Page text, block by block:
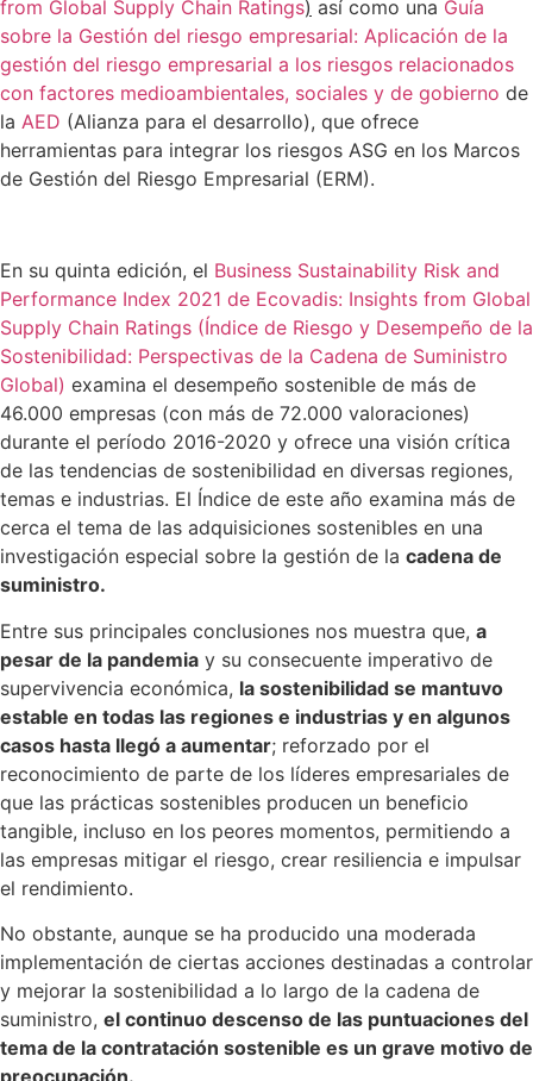
from Global Supply Chain Ratings) así como una Guía
sobre la Gestión del riesgo empresarial: Aplicación de la
gestión del riesgo empresarial a los riesgos relacionados
con factores medioambientales, sociales y de gobierno de
la AED (Alianza para el desarrollo), que ofrece
herramientas para integrar los riesgos ASG en los Marcos
de Gestión del Riesgo Empresarial (ERM).
En su quinta edición, el Business Sustainability Risk and
Performance Index 2021 de Ecovadis: Insights from Global
Supply Chain Ratings (Índice de Riesgo y Desempeño de la
Sostenibilidad: Perspectivas de la Cadena de Suministro
Global) examina el desempeño sostenible de más de
46.000 empresas (con más de 72.000 valoraciones)
durante el período 2016-2020 y ofrece una visión crítica
de las tendencias de sostenibilidad en diversas regiones,
temas e industrias. El Índice de este año examina más de
cerca el tema de las adquisiciones sostenibles en una
investigación especial sobre la gestión de la cadena de
suministro.
Entre sus principales conclusiones nos muestra que, a
pesar de la pandemia y su consecuente imperativo de
supervivencia económica, la sostenibilidad se mantuvo
estable en todas las regiones e industrias y en algunos
casos hasta llegó a aumentar; reforzado por el
reconocimiento de parte de los líderes empresariales de
que las prácticas sostenibles producen un beneficio
tangible, incluso en los peores momentos, permitiendo a
las empresas mitigar el riesgo, crear resiliencia e impulsar
el rendimiento.
No obstante, aunque se ha producido una moderada
implementación de ciertas acciones destinadas a controlar
y mejorar la sostenibilidad a lo largo de la cadena de
suministro, el continuo descenso de las puntuaciones del
tema de la contratación sostenible es un grave motivo de
preocupación.